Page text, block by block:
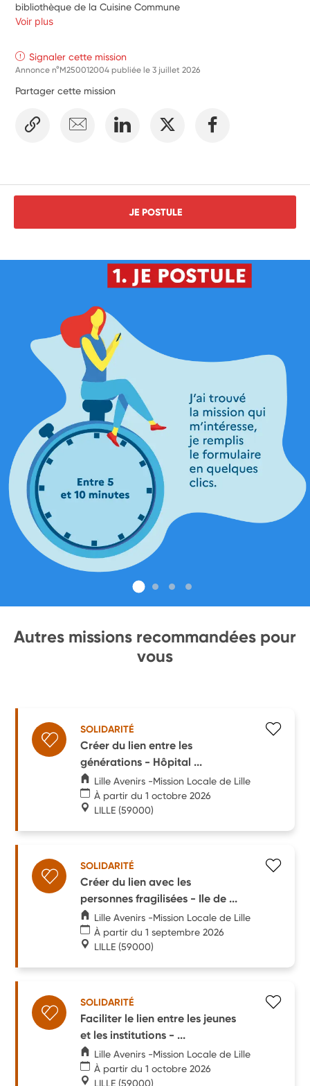
bibliothèque de la Cuisine Commune
Voir plus
Signaler cette mission
Annonce n°M250012004 publiée le3 juillet 2026
Partager cette mission
JE POSTULE
Autres missions recommandées pour
vous
SOLIDARITÉ
Créer du lien entre les
générations - Hôpital ...
Lille Avenirs -Mission Locale de Lille
À partir du 1 octobre 2026
LILLE (59000)
SOLIDARITÉ
Créer du lien avec les
personnes fragilisées - Ile de ...
Lille Avenirs -Mission Locale de Lille
À partir du 1 septembre 2026
LILLE (59000)
SOLIDARITÉ
Faciliter le lien entre les jeunes
et les institutions - ...
Lille Avenirs -Mission Locale de Lille
À partir du 1 octobre 2026
LILLE (59000)